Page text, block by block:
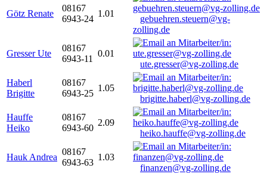
Götz Renate
08167
6943-24
1.01
gebuehren.steuern@vg-
zolling.de
Gresser Ute
08167
6943-11
0.01
ute.gresser@vg-zolling.de
Haberl
Brigitte
08167
6943-25
1.05
brigitte.haberl@vg-zolling.de
Hauffe
Heiko
08167
6943-60
2.09
heiko.hauffe@vg-zolling.de
Hauk Andrea
08167
6943-63
1.03
finanzen@vg-zolling.de